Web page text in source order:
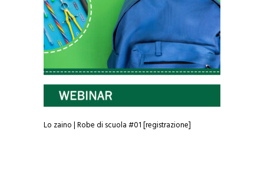
Lo zaino | Robe di scuola #01 [registrazione]